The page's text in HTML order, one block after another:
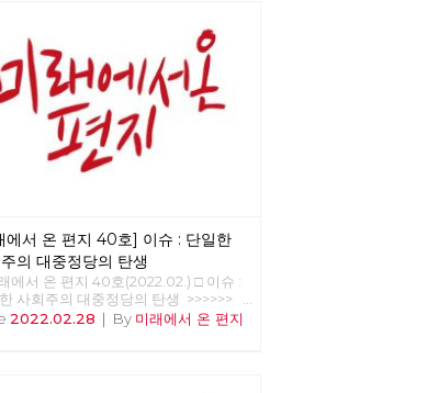
에서 온 편지 40호] 이슈 : 단일한
의 대중정당의 탄생
에서 온 편지 40호(2022.02.) □ 이슈 :
사회주의 대중정당의 탄생 >>>>>>
준비중 <<<<<<
2022.02.28 | By 미래에서 온 편지